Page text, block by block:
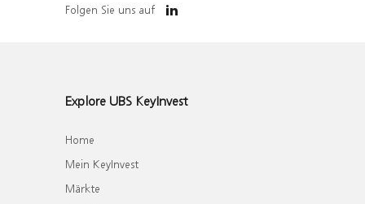
Folgen Sie uns auf
Explore UBS KeyInvest
Home
Mein KeyInvest
Märkte